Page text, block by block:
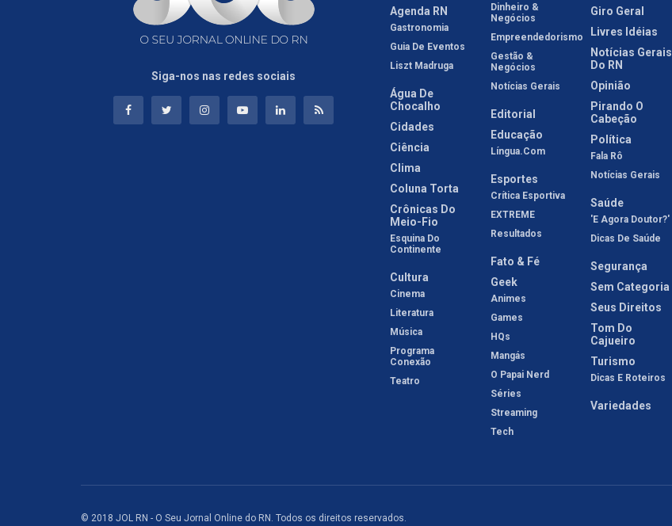
Siga-nos nas redes sociais
Agenda RN
Gastronomia
Guia De Eventos
Liszt Madruga
Água De
Chocalho
Cidades
Ciência
Clima
Coluna Torta
Crônicas Do
Meio-Fio
Esquina Do
Continente
Cultura
Cinema
Literatura
Música
Programa
Conexão
Teatro
Dinheiro &
Negócios
Empreendedorismo
Gestão &
Negócios
Notícias Gerais
Editorial
Educação
Língua.com
Esportes
Crítica Esportiva
EXTREME
Resultados
Fato & Fé
Geek
Animes
Games
HQs
Mangás
O Papai Nerd
Séries
Streaming
Tech
Giro Geral
Livres Idéias
Notícias Gerais
Do RN
Opinião
Pirando O
Cabeção
Política
Fala Rô
Notícias Gerais
Saúde
'E Agora Doutor?'
Dicas De Saúde
Segurança
Sem Categoria
Seus Direitos
Tom Do
Cajueiro
Turismo
Dicas E Roteiros
Variedades
© 2018 JOL RN - O Seu Jornal Online do RN. Todos os direitos reservados.